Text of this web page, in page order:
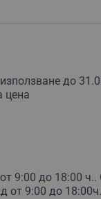
или изненада
до
цена
9:00 до 18:00
от 9:00 до 18:00ч.